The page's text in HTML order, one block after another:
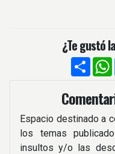
¿Te gustó
Espacio destinado a
los temas
insultos y/o las